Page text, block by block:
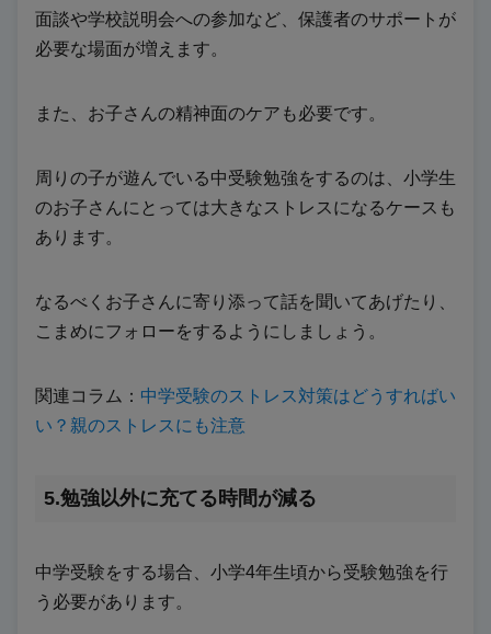
面談や学校説明会への参加など、保護者のサポートが
必要な場面が増えます。
また、お子さんの精神面のケアも必要です。
周りの子が遊んでいる中受験勉強をするのは、小学生
のお子さんにとっては大きなストレスになるケースも
あります。
なるべくお子さんに寄り添って話を聞いてあげたり、
こまめにフォローをするようにしましょう。
関連コラム： 中学受験のストレス対策はどうすればい
い？親のストレスにも注意
5.勉強以外に充てる時間が減る
中学受験をする場合、小学4年生頃から受験勉強を行
う必要があります。